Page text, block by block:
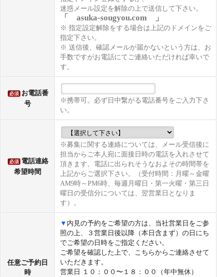
迷惑メール設定を解除の上で送信して下さい。
「 asuka-sougyou.com 」
※ 指定設定解除をする場合は上記のドメインをご
指定下さい。
※ 送信後、確認メールが届かないという方は、お
手数ですがお電話にてご連絡いただければ幸いで
す。
必須 お電話番
号
※携帯可。必ず日中繋がる電話番号をご入力下さ
い。
必須 電話連絡
希望時間
※募集に関する連絡については、メール受信後に
担当からご本人宛に面接日時の電話を入れさせて
頂きます。電話に出られそうなおよその時間帯を
上記からご選択下さい。（受付時間：月曜～金曜
AM9時～PM6時、毎週月曜日・第一火曜・第三日
曜日の受信分については、翌営業日となりま
す）。
任意ご予約日
時
▼ 内見の予約をご希望の方は、当社営業日をご参
照の上、３営業日後以降（本日含まず）の日にち
でご希望の日時をご指定ください。
ご希望を確認した上で、こちらからご連絡させて
いただきます。
営業日 １０：００〜１８：００（年中無休）